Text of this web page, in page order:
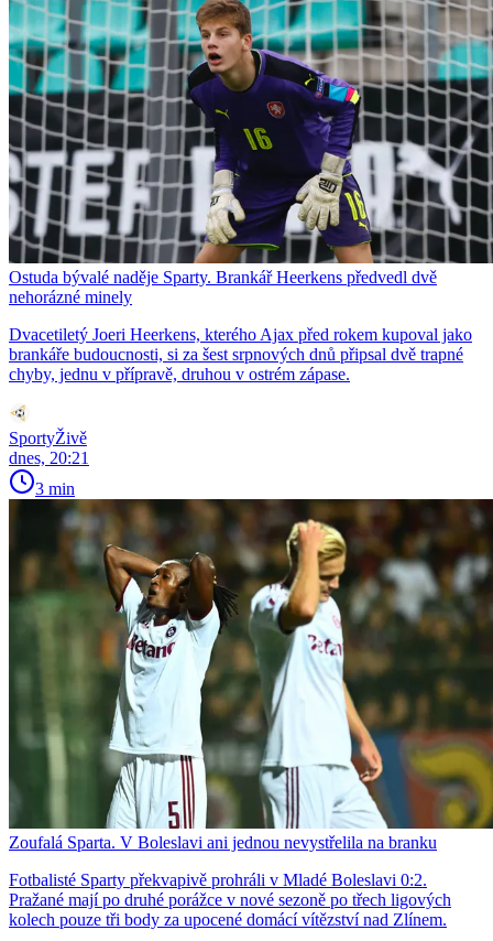
Ostuda bývalé naděje Sparty. Brankář Heerkens předvedl dvě
nehorázné minely
Dvacetiletý Joeri Heerkens, kterého Ajax před rokem kupoval jako
brankáře budoucnosti, si za šest srpnových dnů připsal dvě trapné
chyby, jednu v přípravě, druhou v ostrém zápase.
SportyŽivě
dnes, 20:21
3 min
Zoufalá Sparta. V Boleslavi ani jednou nevystřelila na branku
Fotbalisté Sparty překvapivě prohráli v Mladé Boleslavi 0:2.
Pražané mají po druhé porážce v nové sezoně po třech ligových
kolech pouze tři body za upocené domácí vítězství nad Zlínem.